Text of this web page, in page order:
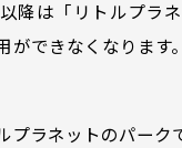
降は「リトルプラ
ができなくなります
プラネットのパーク